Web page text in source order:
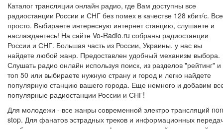
Каталог трансляции онлайн радио, где Вам доступны все
радиостанции России и СНГ без помех в качестве 128 кбит/с. Все
просто. Выбираете интересную интернет станцию, слушаете и
наслаждаетесь! На сайте Vo-Radio.ru собраны радиостанции
России и СНГ. Большая часть из России, Украины. у нас вы
найдете любой жанр. Предоставлен удобный механизм выбора.
Слушать радио онлайн используя поиск, из разделов "рейтинг" и
топ 50 или выбираете нужную страну и город и легко найдете
популярную станцию вашего города. Еще немного и добавим
популярные радиостанции России и СНГ!
Для молодежи - все жанры современной электро трансляций
stop. Для фанатов эстрадных треков и информационных